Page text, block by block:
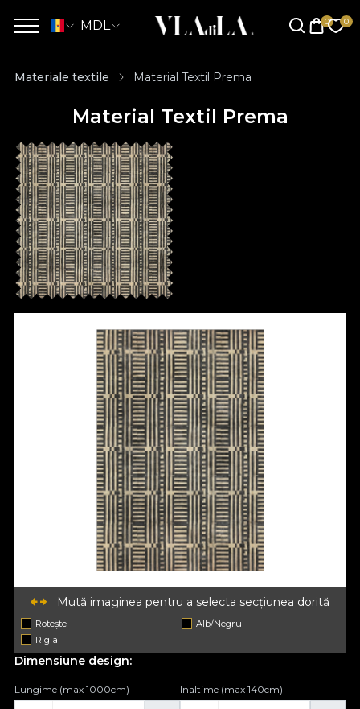
MDL
Materiale textile Material Textil Prema
Material Textil Prema
Mută imaginea pentru a selecta secțiunea dorită
Rotește
Alb/Negru
Rigla
Dimensiune design:
Lungime (max 1000cm) Inaltime (max 140cm)